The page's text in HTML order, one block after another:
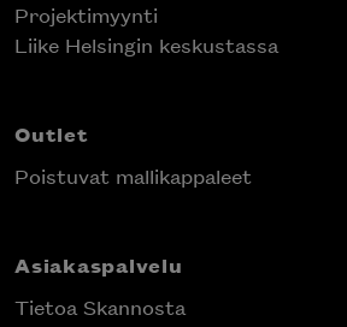
Projektimyynti
Liike Helsingin keskustassa
Outlet
Poistuvat mallikappaleet
Asiakaspalvelu
Tietoa Skannosta